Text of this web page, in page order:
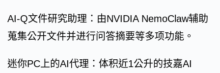
AI-Q文件研究助理：由NVIDIA NemoClaw辅助
蒐集公开文件并进行问答摘要等多项功能。
迷你PC上的AI代理：体积近1公升的技嘉AI